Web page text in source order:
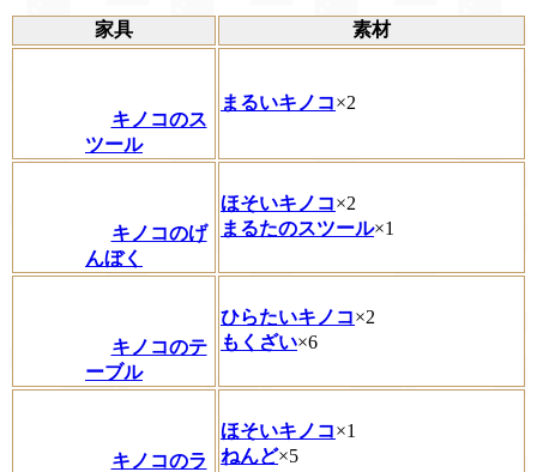
家具 素材
キノコのス
ツール
まるいキノコ×2
キノコのげ
んぼく
ほそいキノコ×2
まるたのスツール×1
キノコのテ
ーブル
ひらたいキノコ×2
もくざい×6
キノコのラ
ほそいキノコ×1
ねんど×5